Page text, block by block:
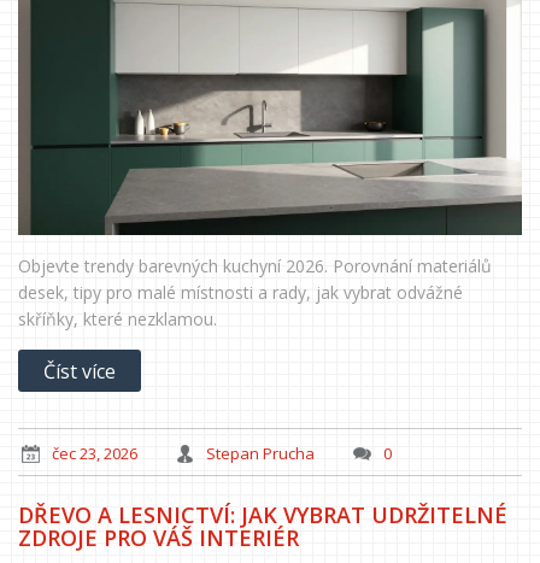
Objevte trendy barevných kuchyní 2026. Porovnání materiálů
desek, tipy pro malé místnosti a rady, jak vybrat odvážné
skříňky, které nezklamou.
Číst více
čec 23, 2026 Stepan Prucha 0
DŘEVO A LESNICTVÍ: JAK VYBRAT UDRŽITELNÉ
ZDROJE PRO VÁŠ INTERIÉR